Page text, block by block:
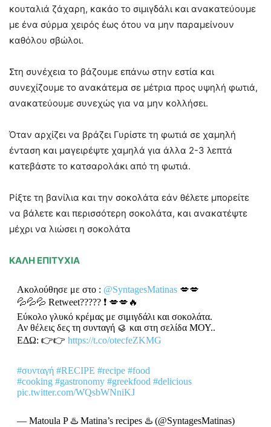
κουταλιά ζάχαρη, κακάο το σιμιγδάλι και ανακατεύουμε
με ένα σύρμα χειρός έως ότου να μην παραμείνουν
καθόλου σβώλοι.
Στη συνέχεια το βάζουμε επάνω στην εστία και
συνεχίζουμε το ανακάτεμα σε μέτρια προς υψηλή φωτιά,
ανακατεύουμε συνεχώς για να μην κολλήσει.
Όταν αρχίζει να βράζει Γυρίστε τη φωτιά σε χαμηλή
ένταση και μαγειρέψτε χαμηλά για άλλα 2-3 λεπτά
κατεβάστε το κατσαρολάκι από τη φωτιά.
Ρίξτε τη βανίλια και την σοκολάτα εάν θέλετε μπορείτε
να βάλετε και περισσότερη σοκολάτα, και ανακατέψτε
μέχρι να λιώσει η σοκολάτα
ΚΑΛΗ ΕΠΙΤΥΧΙΑ
Ακολούθησε με στο : @SyntagesMatinas💋💋
💦💦💦 Retweet????? ❗ 💋💋🔥
Εύκολο γλυκό κρέμας με σιμιγδάλι και σοκολάτα.
Αν θέλεις δες τη συνταγή 🥮 και στη σελίδα ΜΟΥ..
ΕΔΩ: 👉👉 https://t.co/otecfeZKMG
#συνταγή #RECIPE #recipe #food
#cooking #gastronomy #greekfood #delicious
pic.twitter.com/WQsbWNniKJ
— Matoula P ♨️ Matina’s recipes ♨️ (@SyntagesMatinas)